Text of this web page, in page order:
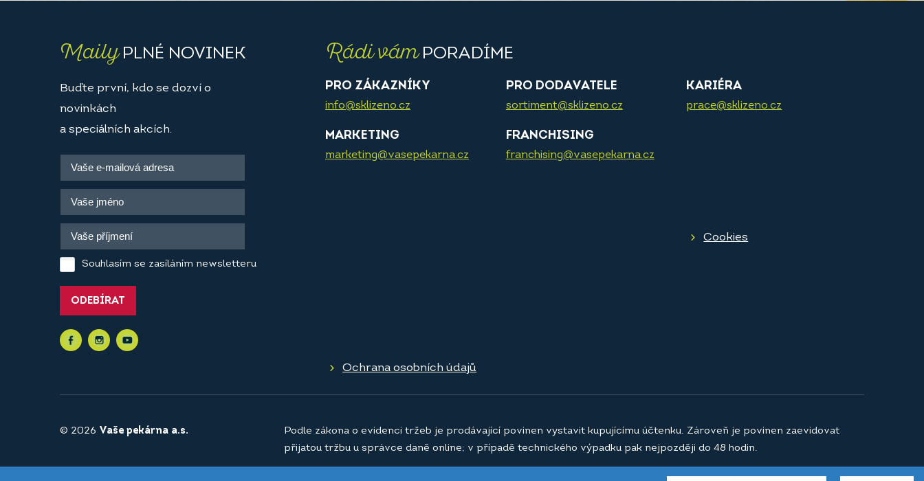
MailyPLNÉ NOVINEK
Buďte první, kdo se dozví o
novinkách
a speciálních akcích.
Souhlasím se zasíláním newsletteru
ODEBÍRAT
Rádi vámPORADÍME
PRO ZÁKAZNÍKY
info@sklizeno.cz
PRO DODAVATELE
sortiment@sklizeno.cz
KARIÉRA
prace@sklizeno.cz
MARKETING
marketing@vasepekarna.cz
FRANCHISING
franchising@vasepekarna.cz
Cookies
Ochrana osobních údajů
© 2026 Vaše pekárna a.s.
Podle zákona o evidenci tržeb je prodávající povinen vystavit kupujícímu účtenku. Zároveň je povinen zaevidovat
přijatou tržbu u správce daně online; v případě technického výpadku pak nejpozději do 48 hodin.